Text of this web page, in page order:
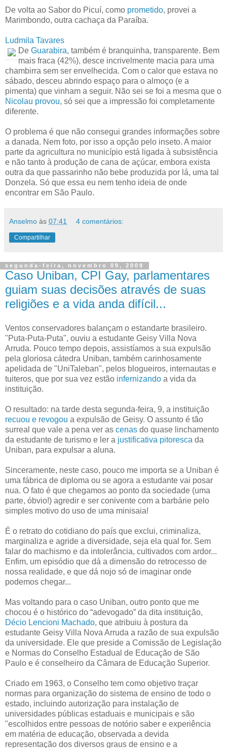
De volta ao Sabor do Picuí, como prometido, provei a
Marimbondo, outra cachaça da Paraíba.
Ludmila Tavares
De Guarabira, também é branquinha, transparente. Bem
mais fraca (42%), desce incrivelmente macia para uma
chambirra sem ser envelhecida. Com o calor que estava no
sábado, desceu abrindo espaço para o almoço (e a
pimenta) que vinham a seguir. Não sei se foi a mesma que o
Nicolau provou, só sei que a impressão foi completamente
diferente.
O problema é que não consegui grandes informações sobre
a danada. Nem foto, por isso a opção pelo inseto. A maior
parte da agricultura no município está ligada à subsistência
e não tanto à produção de cana de açúcar, embora exista
outra da que passarinho não bebe produzida por lá, uma tal
Donzela. Só que essa eu nem tenho ideia de onde
encontrar em São Paulo.
Anselmo às 07:41 4 comentários:
Compartilhar
segunda-feira, novembro 09, 2009
Caso Uniban, CPI Gay, parlamentares
guiam suas decisões através de suas
religiões e a vida anda difícil...
Ventos conservadores balançam o estandarte brasileiro.
"Puta-Puta-Puta", ouviu a estudante Geisy Villa Nova
Arruda. Pouco tempo depois, assistíamos a sua expulsão
pela gloriosa cátedra Uniban, também carinhosamente
apelidada de "UniTaleban", pelos blogueiros, internautas e
tuiteros, que por sua vez estão infernizando a vida da
instituição.
O resultado: na tarde desta segunda-feira, 9, a instituição
recuou e revogou a expulsão de Geisy. O assunto é tão
surreal que vale a pena ver as cenas do quase linchamento
da estudante de turismo e ler a justificativa pitoresca da
Uniban, para expulsar a aluna.
Sinceramente, neste caso, pouco me importa se a Uniban é
uma fábrica de diploma ou se agora a estudante vai posar
nua. O fato é que chegamos ao ponto da sociedade (uma
parte, óbvio!) agredir e ser conivente com a barbárie pelo
simples motivo do uso de uma minisaia!
É o retrato do cotidiano do país que exclui, criminaliza,
marginaliza e agride a diversidade, seja ela qual for. Sem
falar do machismo e da intolerância, cultivados com ardor...
Enfim, um episódio que dá a dimensão do retrocesso de
nossa realidade, e que dá nojo só de imaginar onde
podemos chegar...
Mas voltando para o caso Uniban, outro ponto que me
chocou é o histórico do “adevogado” da dita instituição,
Décio Lencioni Machado, que atribuiu à postura da
estudante Geisy Villa Nova Arruda a razão de sua expulsão
da universidade. Ele que preside a Comissão de Legislação
e Normas do Conselho Estadual de Educação de São
Paulo e é conselheiro da Câmara de Educação Superior.
Criado em 1963, o Conselho tem como objetivo traçar
normas para organização do sistema de ensino de todo o
estado, incluindo autorização para instalação de
universidades públicas estaduais e municipais e são
"escolhidos entre pessoas de notório saber e experiência
em matéria de educação, observada a devida
representação dos diversos graus de ensino e a